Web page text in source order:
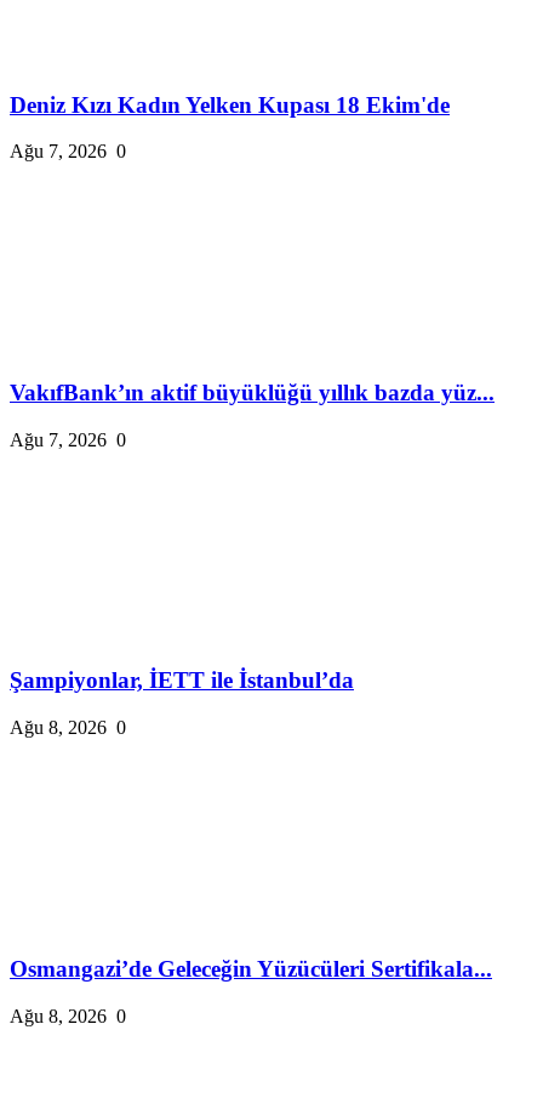
Deniz Kızı Kadın Yelken Kupası 18 Ekim'de
Ağu 7, 2026 0
VakıfBank’ın aktif büyüklüğü yıllık bazda yüz...
Ağu 7, 2026 0
Şampiyonlar, İETT ile İstanbul’da
Ağu 8, 2026 0
Osmangazi’de Geleceğin Yüzücüleri Sertifikala...
Ağu 8, 2026 0